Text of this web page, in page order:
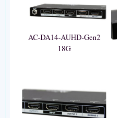
AC-DA14-AUHD-Gen2
18G